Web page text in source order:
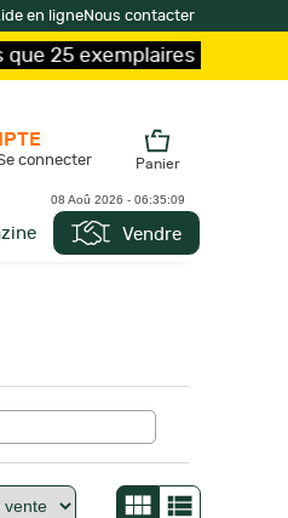
en ligneNous contacter
! /Livraison offerte et
Vendre
connecter Panier
08 Aoû 2026 - 06:35:10